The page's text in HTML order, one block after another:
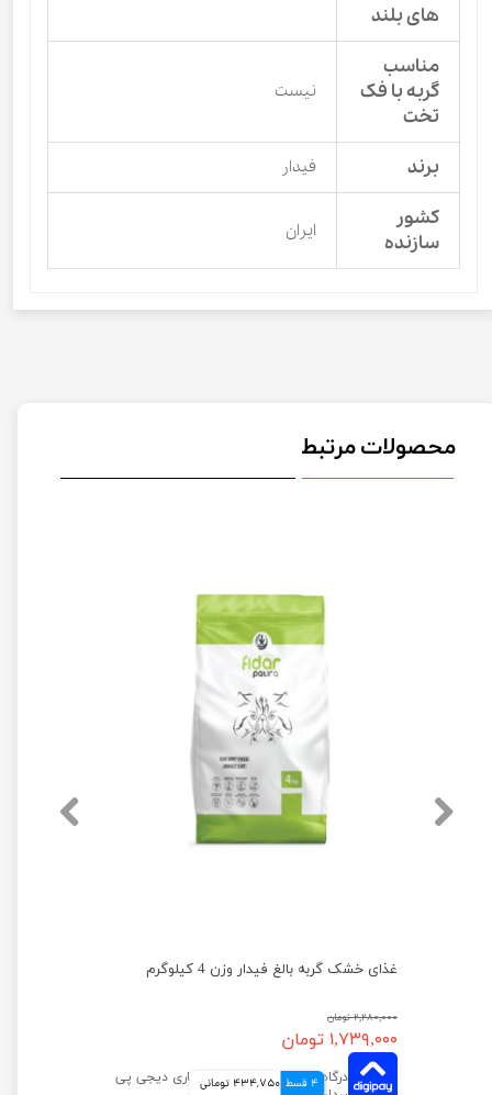
های بلند
مناسب
گربه با فک
تخت
نیست
برند فیدار
کشور
سازنده
ایران
محصولات مرتبط
غذای خشک گربه بالغ فیدار وزن 4 کیلوگرم
۲,۲۸۰,۰۰۰ تومان
۱,۷۳۹,۰۰۰ تومان
4 قسط 434,750 تومانی